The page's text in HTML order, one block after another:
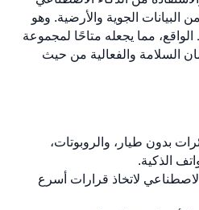
الجوية والأرضية. وهو
مما يجعله متاحًا لمجموعة
والفعالية من حيث
طيار، والروبوتات،
لاتخاذ قرارات أسرع